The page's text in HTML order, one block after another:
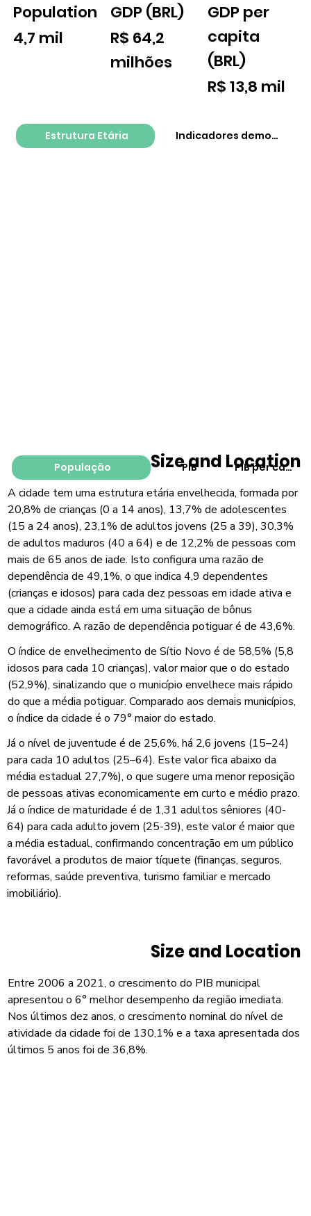
População PIB PIB per capita
Estrutura Etária Indicadores
Population
4,7 mil
GDP (BRL)
R$ 64,2
milhões
GDP per
capita
(BRL)
R$ 13,8 mil
Size and Location
A cidade tem uma estrutura etária envelhecida, formada por
20,8% de crianças (0 a 14 anos), 13,7% de adolescentes
(15 a 24 anos), 23,1% de adultos jovens (25 a 39), 30,3%
de adultos maduros (40 a 64) e de 12,2% de pessoas com
mais de 65 anos de iade. Isto configura uma razão de
dependência de 49,1%, o que indica 4,9 dependentes
(crianças e idosos) para cada dez pessoas em idade ativa e
que a cidade ainda está em uma situação de bônus
demográfico. A razão de dependência potiguar é de 43,6%.
O índice de envelhecimento de Sítio Novo é de 58,5% (5,8
idosos para cada 10 crianças), valor maior que o do estado
(52,9%), sinalizando que o município envelhece mais rápido
do que a média potiguar. Comparado aos demais municípios,
o índice da cidade é o 79° maior do estado.
Já o nível de juventude é de 25,6%, há 2,6 jovens (15–24)
para cada 10 adultos (25–64). Este valor fica abaixo da
média estadual 27,7%), o que sugere uma menor reposição
de pessoas ativas economicamente em curto e médio prazo.
Já o índice de maturidade é de 1,31 adultos sêniores (40-
64) para cada adulto jovem (25-39), este valor é maior que
a média estadual, confirmando concentração em um público
favorável a produtos de maior tíquete (finanças, seguros,
reformas, saúde preventiva, turismo familiar e mercado
imobiliário).
Size and Location
Entre 2006 a 2021, o crescimento do PIB municipal
apresentou o 6° melhor desempenho da região imediata.
Nos últimos dez anos, o crescimento nominal do nível de
atividade da cidade foi de 130,1% e a taxa apresentada dos
últimos 5 anos foi de 36,8%.